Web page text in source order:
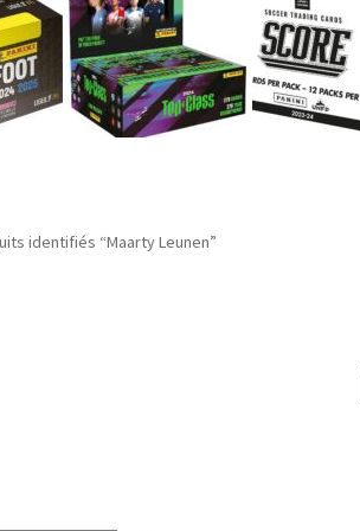
identifiés “Maarty Leunen”